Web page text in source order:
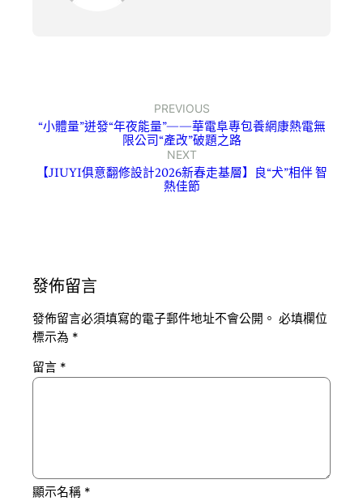
PREVIOUS
“小體量”迸發“年夜能量”——華電阜專包養網康熱電無
限公司“產改”破題之路
NEXT
【JIUYI俱意翻修設計2026新春走基層】良“犬”相伴 智
熱佳節
發佈留言
發佈留言必須填寫的電子郵件地址不會公開。 必填欄位
標示為 *
留言 *
顯示名稱 *